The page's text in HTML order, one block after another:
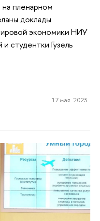
пленарном
доклады
экономики НИУ
студентки Гузель
17 мая 2023